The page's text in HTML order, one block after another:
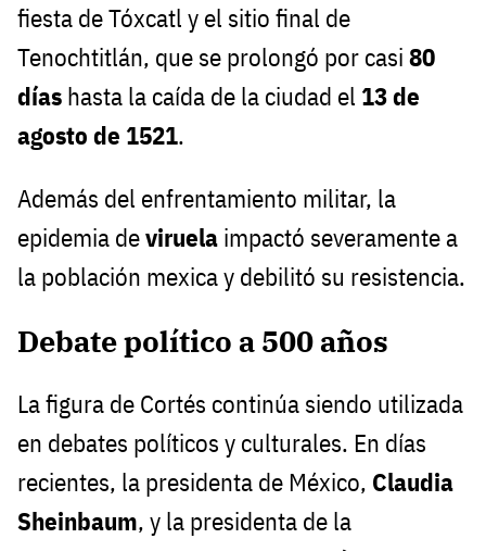
fiesta de Tóxcatl y el sitio final de
Tenochtitlán, que se prolongó por casi 80
días hasta la caída de la ciudad el 13 de
agosto de 1521.
Además del enfrentamiento militar, la
epidemia deviruela impactó severamente a
la población mexica y debilitó su resistencia.
Debate político a 500 años
La figura de Cortés continúa siendo utilizada
en debates políticos y culturales. En días
recientes, la presidenta de México, Claudia
Sheinbaum, y la presidenta de la